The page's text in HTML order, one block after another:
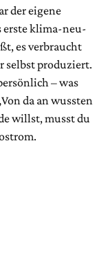
der eigene
erste klima-neu-
es verbraucht
selbst produziert.
– was
da an wussten
willst, musst du